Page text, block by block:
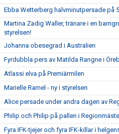
Ebba Wetterberg halvminutpersade på
Martina Zadig Waller, tränare i en
styrelsen!
Johanna obesegrad i Australien
Fyrdubbla pers av Matilda Rangne i
Atlassi elva på Premiärmilen
Marielle Ramel - ny i styrelsen
Alice persade under andra dagen av
Philip och Philip på pallen i
Fyra IFK-tjejer och fyra IFK-killar i